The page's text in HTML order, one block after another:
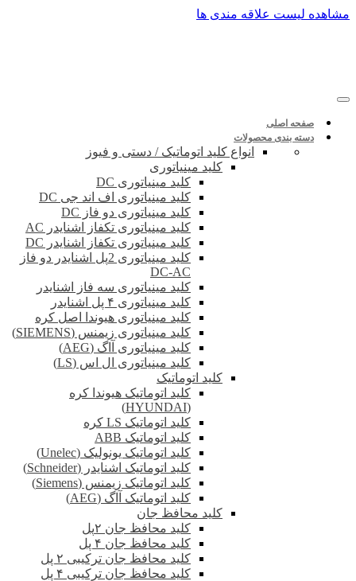
پرش
مشاهده لیست علاقه مندی ها
صفحه اصلی
دسته بندی محصولات
انواع کلید اتوماتیک / دستی و فیوز
کلید مینیاتوری
کلید مینیاتوری DC
کلید مینیاتوری اف اند جی DC
کلید مینیاتوری دو فاز DC
کلید مینیاتوری تکفاز اشنایدر AC
کلید مینیاتوری تکفاز اشنایدر DC
کلید مینیاتوری 2پل اشنایدر دو فاز
DC-AC
کلید مینیاتوری سه فاز اشنایدر
کلید مینیاتوری ۴ پل اشنایدر
کلید مینیاتوری هیوندا اصل کره
کلید مینیاتوری زیمنس (SIEMENS)
کلید مینیاتوری آاگ (AEG)
کلید مینیاتوری ال اس (LS)
کلید اتوماتیک
کلید اتوماتیک هیوندا کره
(HYUNDAI)
کلید اتوماتیک LS کره
کلید اتوماتیک ABB
کلید اتوماتیک یونولیک (Unelec)
کلید اتوماتیک اشنایدر (Schneider)
کلید اتوماتیک زیمنس (Siemens)
کلید اتوماتیک آاگ (AEG)
کلید محافظ جان
کلید محافظ جان ۲پل
کلید محافظ جان ۴ پل
کلید محافظ جان ترکیبی ۲ پل
کلید محافظ جان ترکیبی ۴ پل